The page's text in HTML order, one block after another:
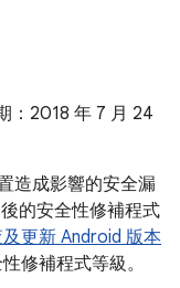
：2018 年 7 月 24
造成影響的安全漏
的安全性修補程式
更新 Android 版本
修補程式等級。